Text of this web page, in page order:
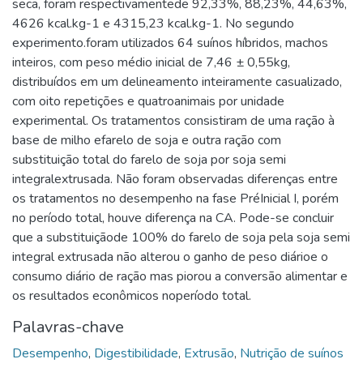
seca, foram respectivamentede 92,33%, 88,23%, 44,63%,
4626 kcal.kg-1 e 4315,23 kcal.kg-1. No segundo
experimento.foram utilizados 64 suínos híbridos, machos
inteiros, com peso médio inicial de 7,46 ± 0,55kg,
distribuídos em um delineamento inteiramente casualizado,
com oito repetições e quatroanimais por unidade
experimental. Os tratamentos consistiram de uma ração à
base de milho efarelo de soja e outra ração com
substituição total do farelo de soja por soja semi
integralextrusada. Não foram observadas diferenças entre
os tratamentos no desempenho na fase PréInicial I, porém
no período total, houve diferença na CA. Pode-se concluir
que a substituiçãode 100% do farelo de soja pela soja semi
integral extrusada não alterou o ganho de peso diárioe o
consumo diário de ração mas piorou a conversão alimentar e
os resultados econômicos noperíodo total.
Palavras-chave
Desempenho, Digestibilidade, Extrusão, Nutrição de suínos